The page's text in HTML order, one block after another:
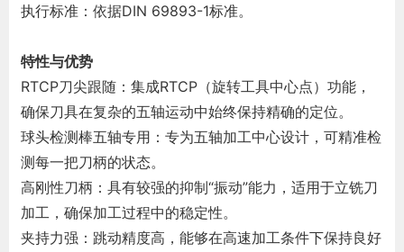
执行标准：依据DIN 69893-1标准。
特性与优势
RTCP刀尖跟随：集成RTCP（旋转工具中心点）功能，
确保刀具在复杂的五轴运动中始终保持精确的定位。
球头检测棒五轴专用：专为五轴加工中心设计，可精准检
测每一把刀柄的状态。
高刚性刀柄：具有较强的抑制“振动”能力，适用于立铣刀
加工，确保加工过程中的稳定性。
夹持力强：跳动精度高，能够在高速加工条件下保持良好